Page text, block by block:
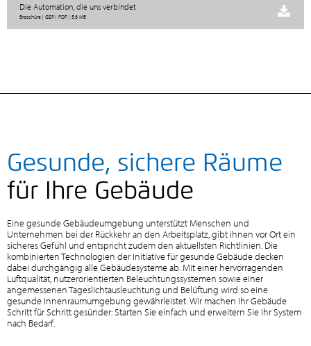
Die Automation, die uns verbindet
Broschüre | GER | PDF | 5.6 MB
Gesunde, sichere Räume
für Ihre Gebäude
Eine gesunde Gebäudeumgebung unterstützt Menschen und
Unternehmen bei der Rückkehr an den Arbeitsplatz, gibt ihnen vor Ort ein
sicheres Gefühl und entspricht zudem den aktuellsten Richtlinien. Die
kombinierten Technologien der Initiative für gesunde Gebäude decken
dabei durchgängig alle Gebäudesysteme ab. Mit einer hervorragenden
Luftqualität, nutzerorientierten Beleuchtungssystemen sowie einer
angemessenen Tageslichtausleuchtung und Belüftung wird so eine
gesunde Innenraumumgebung gewährleistet. Wir machen Ihr Gebäude
Schritt für Schritt gesünder: Starten Sie einfach und erweitern Sie Ihr System
nach Bedarf.